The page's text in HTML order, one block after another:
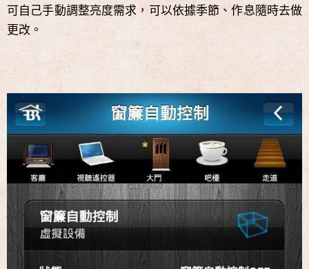
可自己手動調整亮度需求，可以依據季節、作息隨時去做
更改。